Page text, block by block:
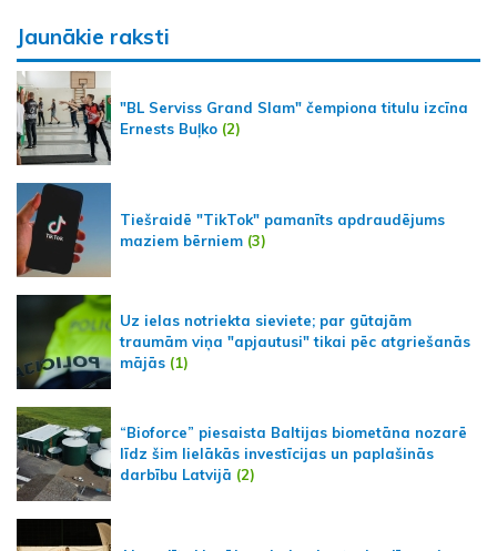
Jaunākie raksti
"BL Serviss Grand Slam" čempiona titulu izcīna
Ernests Buļko (2)
Tiešraidē "TikTok" pamanīts apdraudējums
maziem bērniem (3)
Uz ielas notriekta sieviete; par gūtajām
traumām viņa "apjautusi" tikai pēc atgriešanās
mājās (1)
“Bioforce” piesaista Baltijas biometāna nozarē
līdz šim lielākās investīcijas un paplašinās
darbību Latvijā (2)